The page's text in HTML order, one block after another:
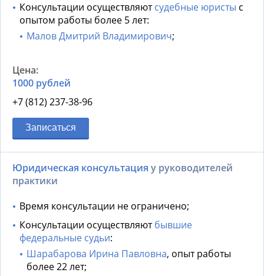
Консультации осуществляютсудебные юристы с
опытом работы более 5 лет:
Малов Дмитрий Владимирович;
1000 рублей
+7 (812) 237-38-96
Записаться
Юридическая консультация у руководителей
практики
Время консультации не ограничено;
Консультации осуществляютбывшие
федеральные судьи:
Шарабарова Ирина Павловна, опыт работы
более 22 лет;